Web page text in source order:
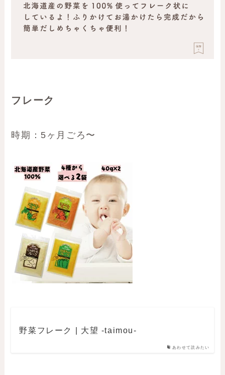
フレーク
時期：5ヶ月ごろ〜
あわせて読みたい
野菜フレーク | 大望 -taimou-